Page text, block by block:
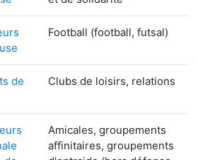
Football (football, futsal)
de
Clubs de loisirs, relations
Amicales, groupements
affinitaires, groupements